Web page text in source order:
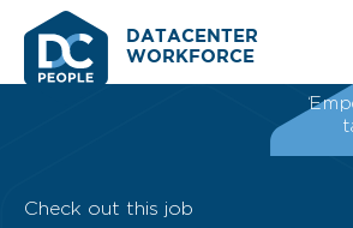
DATACENTER
WORKFORCE
Check out this job